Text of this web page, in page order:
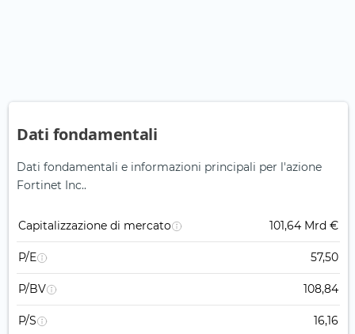
Dati fondamentali
Dati fondamentali e informazioni principali per l'azione
Fortinet Inc..
Capitalizzazione di mercato 101,64 Mrd €
P/E 57,50
P/BV 108,84
P/S 16,16